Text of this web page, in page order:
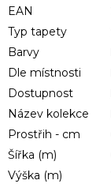
EAN
Typ tapety
Barvy
Dle místnosti
Dostupnost
Název kolekce
Prostřih - cm
Šířka (m)
Výška (m)